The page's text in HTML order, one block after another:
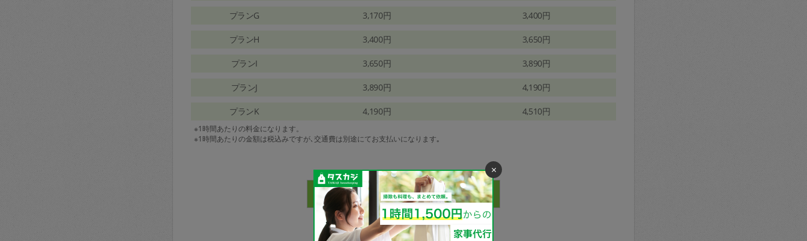
プランG 3,170円 3,400円
プランH 3,400円 3,650円
プランI 3,650円 3,890円
プランJ 3,890円 4,190円
プランK 4,190円 4,510円
※1時間あたりの料金になります。
※1時間あたりの金額は税込みですが､交通費は別途にてお支払いになります｡
×